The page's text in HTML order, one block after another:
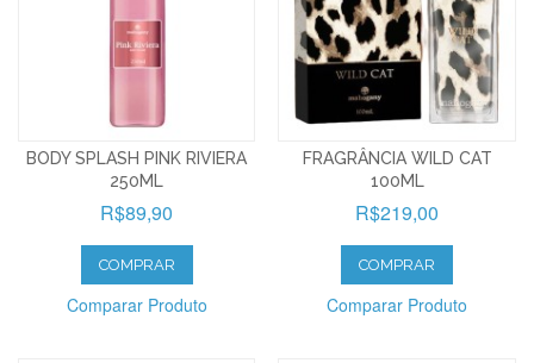
BODY SPLASH PINK RIVIERA
250ML
R$89,90
COMPRAR
Comparar Produto
FRAGRÂNCIA WILD CAT
100ML
R$219,00
COMPRAR
Comparar Produto